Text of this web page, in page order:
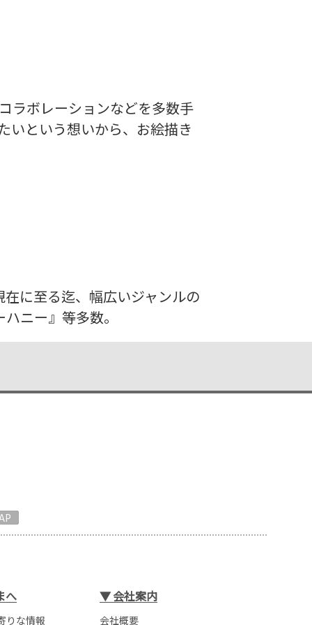
ラボレーションなどを多数手
いという想いから、お絵描き
に至る迄、幅広いジャンルの
ニー』等多数。
へ
りな情報
▼会社案内
会社概要